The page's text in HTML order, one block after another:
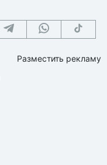
Разместить рекламу